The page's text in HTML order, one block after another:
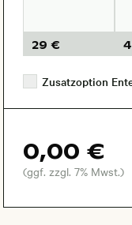
29 €
Zusatzoption
0,00 €
(ggf. zzgl. 7% Mwst.)